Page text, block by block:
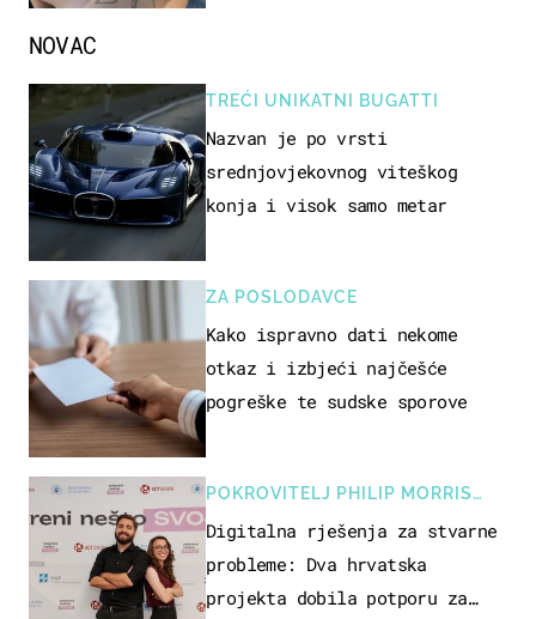
NOVAC
TREĆI UNIKATNI BUGATTI
Nazvan je po vrsti
srednjovjekovnog viteškog
konja i visok samo metar
ZA POSLODAVCE
Kako ispravno dati nekome
otkaz i izbjeći najčešće
pogreške te sudske sporove
POKROVITELJ PHILIP MORRIS
ZAGREB
Digitalna rješenja za stvarne
probleme: Dva hrvatska
projekta dobila potporu za